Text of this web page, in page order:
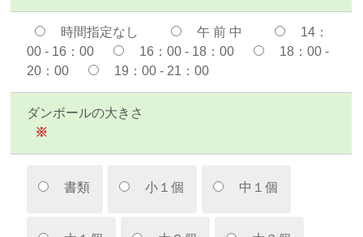
時間指定なし 午 前 中
14：
00 - 16：00
16：00 - 18：00
18：00 -
20：00
19：00 - 21：00
ダンボールの大きさ
※
書類 小１個 中１個